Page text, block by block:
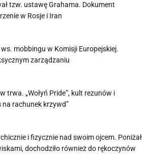
tzw. ustawę Grahama. Dokument
w Rosje i Iran
mobbingu w Komisji Europejskiej.
zarządzaniu
trwa. „Wołyń Pride”, kult rezunów i
na rachunek krzywd”
i fizycznie nad swoim ojcem. Poniżał
dochodziło również do rękoczynów